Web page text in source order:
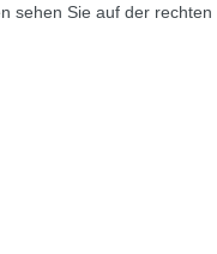
sehen Sie auf der rechten